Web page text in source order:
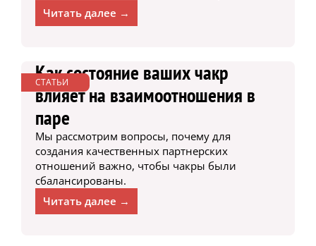
Читать далее →
СТАТЬИ
Как состояние ваших чакр
влияет на взаимоотношения в
паре
Мы рассмотрим вопросы, почему для
создания качественных партнерских
отношений важно, чтобы чакры были
сбалансированы.
Читать далее →